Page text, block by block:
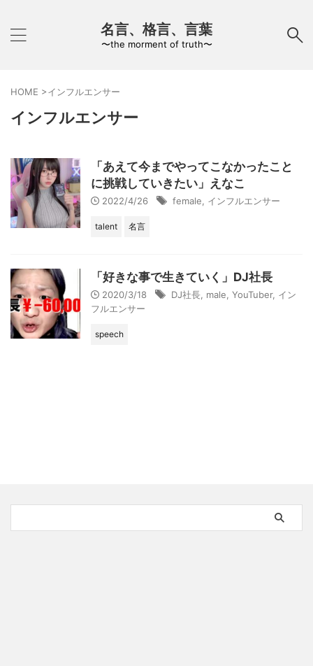
名言、格言、言葉
〜the morment of truth〜
HOME >インフルエンサー
インフルエンサー
「あえて今までやってこなかったこと
に挑戦していきたい」えなこ
2022/4/26 female インフルエンサー
talent 名言
「好きな事で生きていく」DJ社長
2020/3/18 DJ社長 male YouTuber, イン
フルエンサー
speech